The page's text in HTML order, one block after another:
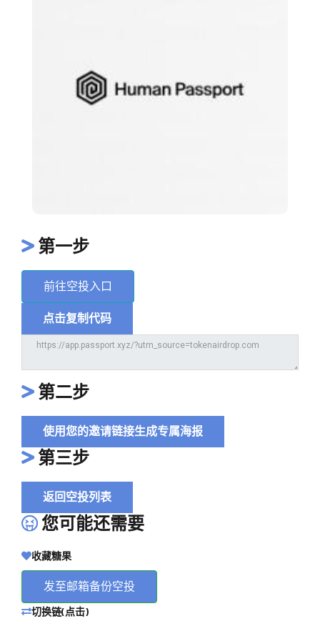
第一步
前往空投入口
点击复制代码
第二步
使用您的邀请链接生成专属海报
第三步
返回空投列表
您可能还需要
收藏糖果
发至邮箱备份空投
切换链(点击)